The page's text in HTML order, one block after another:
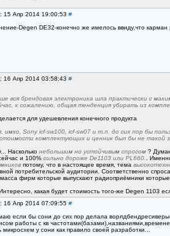
15 Апр 2014 19:00:53 #
Degen DE32-конечно же имелось ввиду,что
16 Апр 2014 03:58:43 #
вся брендовая электроника шла практически с
к сожалению, общая тенденция убирать из
для удешевления конечного продукта
имхо, Sony icf-sw100, icf-sw07 и т.п. до сих пор бы
комплектующих и ценник был бы не такой
Насколько небольшим но устойчивым спросом ?
и 100% сильно дороже De1103 или PL660.
.
потому, что в настоящее время, тема
потребительской аудитории. Соответственно
масса фирм которые выпускают радиоприёмники
какая будет стоимость того-же Degen 1103
16 Апр 2014 07:09:55 #
если бы сони до сих пор делала
работы с кв
микросхем у сони как правило своей разработки...